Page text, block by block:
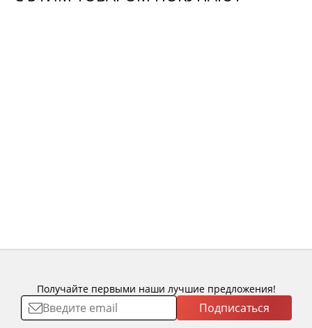
Получайте первыми наши лучшие предложения!
Подписаться